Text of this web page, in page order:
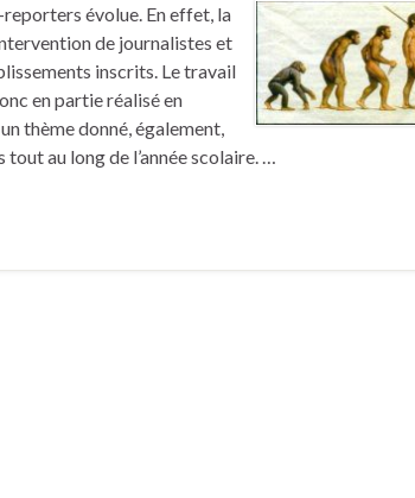
évolue. En effet, la
de journalistes et
inscrits. Le travail
en partie réalisé en
thème donné, également,
au long de l’année scolaire. …